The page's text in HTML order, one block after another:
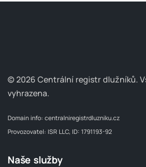
© 2026 Centrální registr dlužníků.
vyhrazena.
Domain info: centralniregistrdluzniku.cz
Provozovatel: ISR LLC, ID: 1791193-92
Naše služby